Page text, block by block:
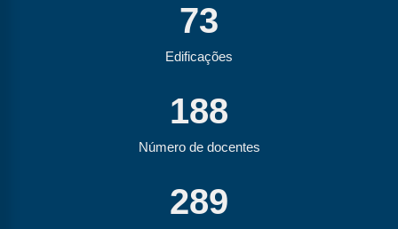
73
Edificações
188
Número de docentes
289